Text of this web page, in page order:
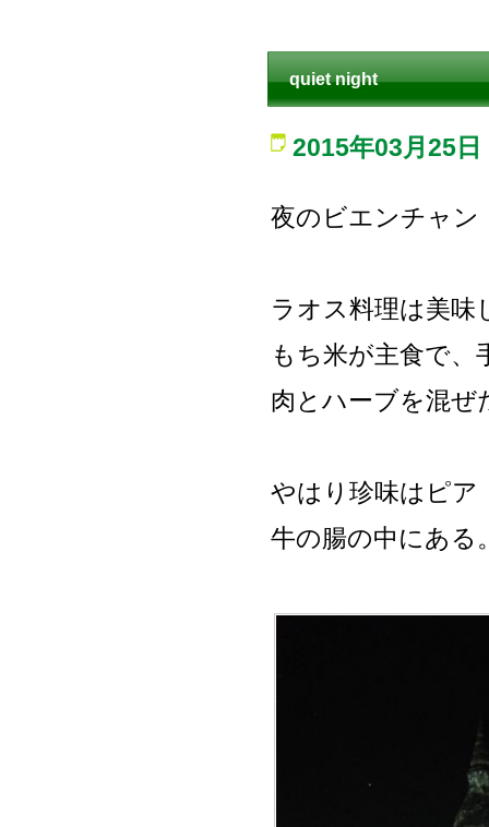
quiet night
2015年03月25日
夜のビエンチャン
ラオス料理は美味
もち米が主食で、
肉とハーブを混ぜ
やはり珍味はピア
牛の腸の中にある